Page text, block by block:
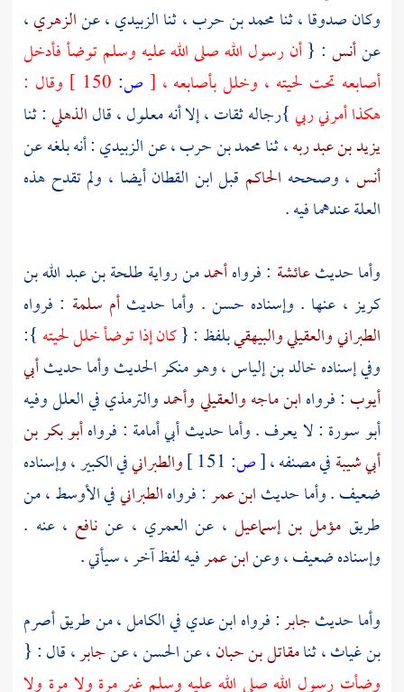
وكان صدوقا ، ثنامحمد بن حرب، ثناالزبيدي، عنالزهري،
عنأنس : {أن رسول الله صلى الله عليه وسلم توضأ فأدخل
أصابعه تحت لحيته ، وخلل بأصابعه ، [ ص:
وقال :
هكذا أمرني ربي}رجاله ثقات ، إلا أنه معلول ، قالالذهلي: ثنا
يزيد بن عبد ربه، ثنامحمد بن حرب، عنالزبيدي: أنه بلغه عن
أنس ، وصححه الحاكم قبلابن القطانأيضا ، ولم تقدح هذه
العلة عندهما فيه .
وأما حديثعائشة : فرواهأحمدمن روايةطلحة بن عبد الله بن
كريز ، عنها . وإسناده حسن . وأما حديثأم سلمة : فرواه
الطبرانيوالعقيليوالبيهقيبلفظ : {كان إذا توضأ خلل لحيته }:
وفي إسنادهخالد بن إلياس، وهو منكر الحديث وأما حديثأبي
أيوب : فرواهابن ماجهوالعقيليوأحمدوالترمذيفي العلل وفيه
أبو سورة : لا يعرف . وأما حديثأبي أمامة : فرواهأبو بكر بن
أبي شيبةفي مصنفه ،[ص: والطبرانيفي الكبير ، وإسناده
ضعيف . وأما حديثابن عمر: فرواهالطبرانيفي الأوسط ، من
طريق مؤمل بن إسماعيل ، عن العمري ، عن نافع ، عنه .
وإسناده ضعيف ، وعنابن عمرفيه لفظ آخر ، سيأتي .
وأما حديثجابر: فرواهابن عديفي الكامل ، من طريقأصرم
بن غياث، ثنامقاتل بن حبان، عنالحسن، عنجابر، قال : {
وضأت رسول الله صلى الله عليه وسلم غير مرة ولا مرة ولا